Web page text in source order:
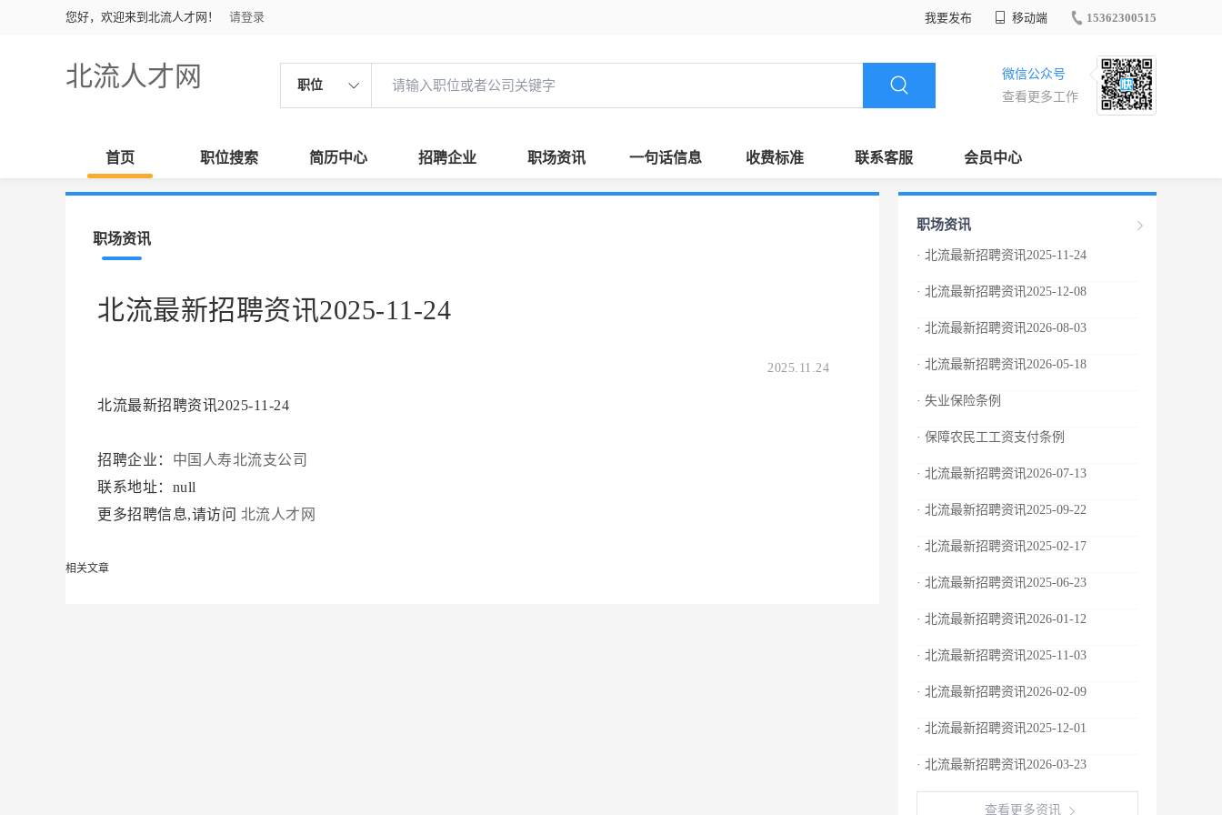
您好，欢迎来到北流人才网！ 请登录 我要发布 移动端 15362300515
北流人才网 职位
微信公众号
查看更多工作
首页 职位搜索 简历中心 招聘企业 职场资讯 一句话信息 收费标准 联系客服 会员中心
职场资讯
北流最新招聘资讯2025-11-24
2025.11.24
北流最新招聘资讯2025-11-24
招聘企业： 中国人寿北流支公司
联系地址：null
更多招聘信息,请访问 北流人才网
相关文章
职场资讯
· 北流最新招聘资讯2025-11-24
· 北流最新招聘资讯2025-12-08
· 北流最新招聘资讯2026-08-03
· 北流最新招聘资讯2026-05-18
· 失业保险条例
· 保障农民工工资支付条例
· 北流最新招聘资讯2026-07-13
· 北流最新招聘资讯2025-09-22
· 北流最新招聘资讯2025-02-17
· 北流最新招聘资讯2025-06-23
· 北流最新招聘资讯2026-01-12
· 北流最新招聘资讯2025-11-03
· 北流最新招聘资讯2026-02-09
· 北流最新招聘资讯2025-12-01
· 北流最新招聘资讯2026-03-23
查看更多资讯